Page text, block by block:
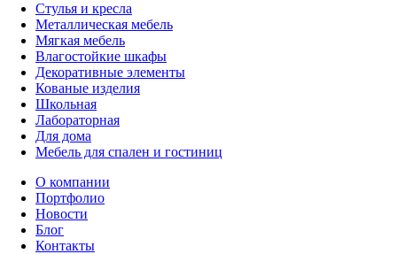
Стулья и кресла
Металлическая мебель
Мягкая мебель
Влагостойкие шкафы
Декоративные элементы
Кованые изделия
Школьная
Лабораторная
Для дома
Мебель для спален и гостиниц
О компании
Портфолио
Новости
Блог
Контакты